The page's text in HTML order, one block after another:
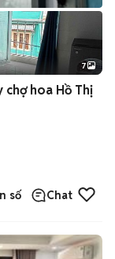
+2
7
chợ hoa Hồ Thị
số Chat